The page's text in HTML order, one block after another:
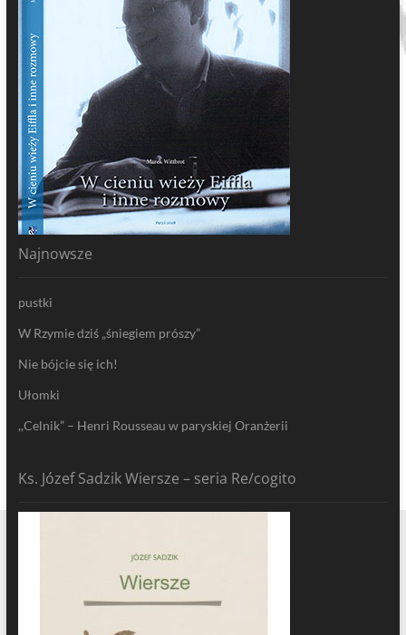
Najnowsze
pustki
W Rzymie dziś „śniegiem prószy”
Nie bójcie się ich!
Ułomki
,,Celnik” – Henri Rousseau w paryskiej Oranżerii
Ks. Józef Sadzik Wiersze – seria Re/cogito